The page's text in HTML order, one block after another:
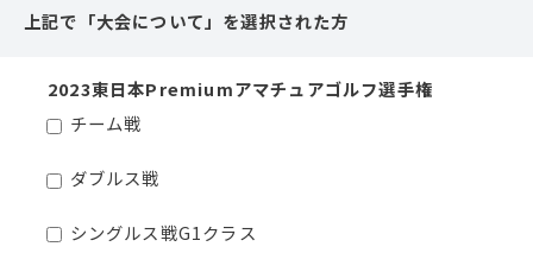
上記で「大会について」を選択された方
2023東日本Premiumアマチュアゴルフ選手権
チーム戦
ダブルス戦
シングルス戦G1クラス